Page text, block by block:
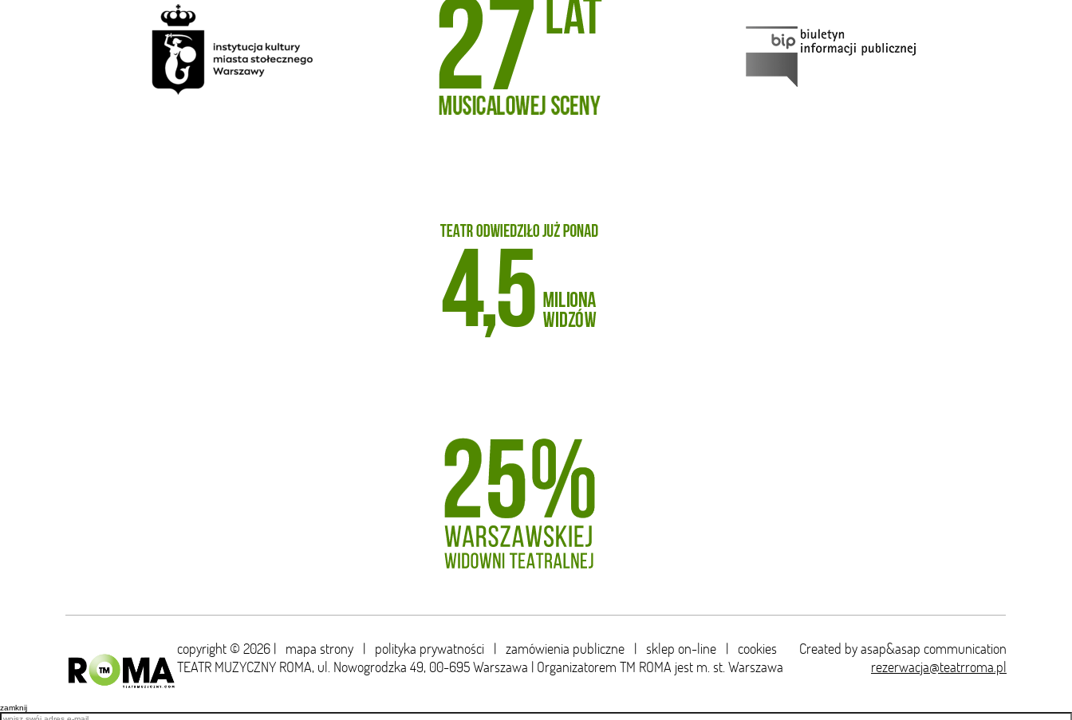
copyright © 2026 | mapa strony | polityka prywatności | zamówienia publiczne | sklep on-line | cookies
TEATR MUZYCZNY ROMA, ul. Nowogrodzka 49, 00-695 Warszawa | Organizatorem TM ROMA jest m. st. Warszawa
Created byasap&asap communication
rezerwacja@teatrroma.pl
zamknij
Email